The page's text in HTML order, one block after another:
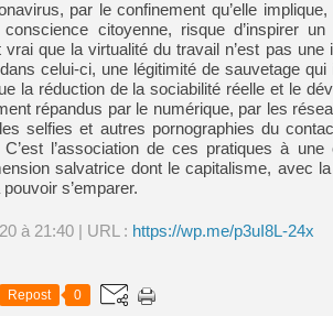
par le confinement qu’elle implique,
citoyenne, risque d’inspirer un
que la virtualité du travail n’est pas une
celui-ci, une légitimité de sauvetage qui
la réduction de la sociabilité réelle et le
répandus par le numérique, par les
selfies et autres pornographies du
l’association de ces pratiques à une
salvatrice dont le capitalisme, avec
s’emparer.
à 21:40 | URL : https://wp.me/p3uI8L-24x
Repost 0